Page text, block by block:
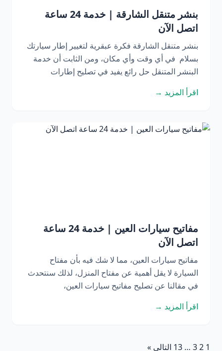
بنشر متنقل الشارقة | خدمة 24 ساعة
اتصل الآن
بنشر متنقل الشارقة فكرة عبقرية لتغيير إطار سيارتك
بسلام في أي وقت وأي مكان، ومن الثابت أن خدمة
البنشر المتنقل حل رائع يفيد في تصليح إطارات
اقرأ المزيد →
مفاتيح سيارات العين | خدمة 24 ساعة
اتصل الآن
مفاتيح سيارات العين، مما لا شك فيه بأن مفتاح
السيارة لا يقل أهمية عن مفتاح المنزل، لذلك سنتحدث
في مقالنا عن تصليح مفاتيح سيارات العين،
اقرأ المزيد →
1
2
3
…
13 التالي »